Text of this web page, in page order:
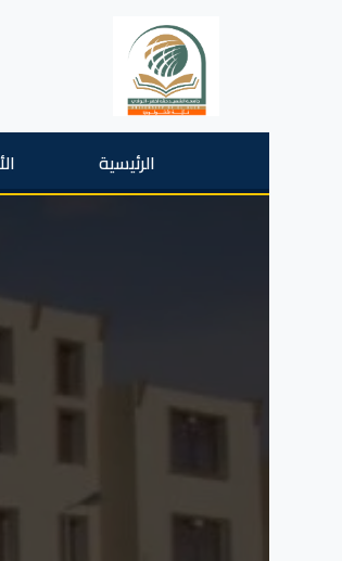
الرئيسية